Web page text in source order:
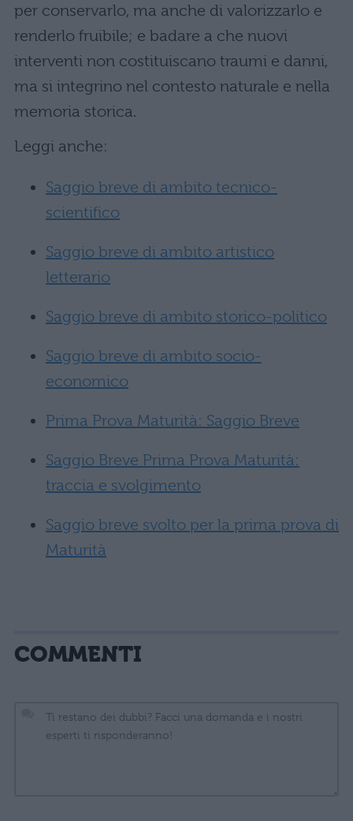
per conservarlo, ma anche di valorizzarlo e
renderlo fruibile; e badare a che nuovi
interventi non costituiscano traumi e danni,
ma si integrino nel contesto naturale e nella
memoria storica.
Leggi anche:
Saggio breve di ambito tecnico-
scientifico
Saggio breve di ambito artistico
letterario
Saggio breve di ambito storico-politico
Saggio breve di ambito socio-
economico
Prima Prova Maturità: Saggio Breve
Saggio Breve Prima Prova Maturità:
traccia e svolgimento
Saggio breve svolto per la prima prova di
Maturità
COMMENTI